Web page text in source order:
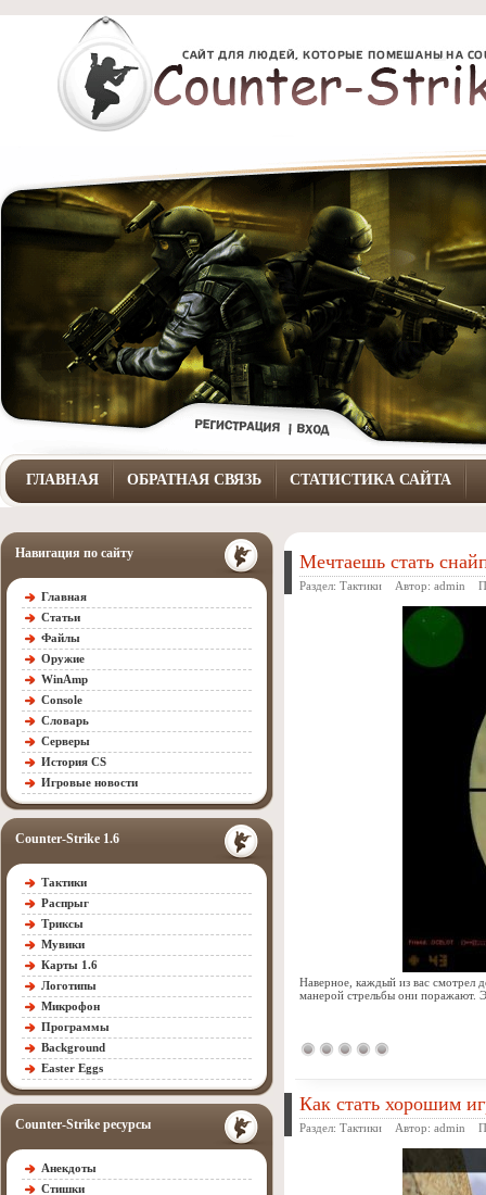
ГЛАВНАЯ ОБРАТНАЯ СВЯЗЬ СТАТИСТИКА САЙТА
Навигация по сайту
Главная
Статьи
Файлы
Оружие
WinAmp
Console
Словарь
Серверы
История CS
Игровые новости
Counter-Strike 1.6
Тактики
Распрыг
Триксы
Мувики
Карты 1.6
Логотипы
Микрофон
Программы
Background
Easter Eggs
Counter-Strike ресурсы
Анекдоты
Стишки
Мечтаешь стать
Раздел: Тактики Автор: admin
Наверное, каждый из вас смотрел
манерой стрельбы они поражают.
Как стать хорошим
Раздел: Тактики Автор: admin